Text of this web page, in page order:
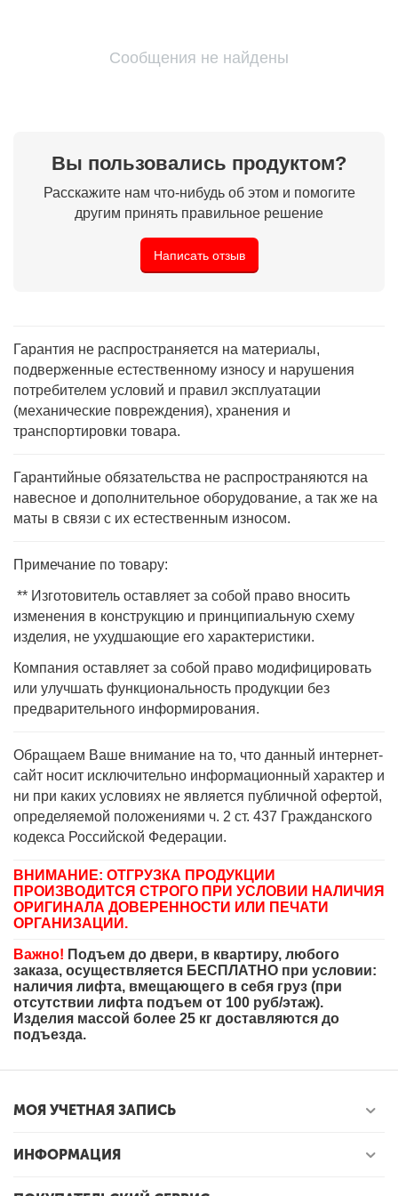
Сообщения не найдены
Вы пользовались продуктом?
Расскажите нам что-нибудь об этом и помогите
другим принять правильное решение
Написать отзыв
Гарантия не распространяется на материалы,
подверженные естественному износу и нарушения
потребителем условий и правил эксплуатации
(механические повреждения), хранения и
транспортировки товара.
Гарантийные обязательства не распространяются на
навесное и дополнительное оборудование, а так же на
маты в связи с их естественным износом.
Примечание по товару:
** Изготовитель оставляет за собой право вносить
изменения в конструкцию и принципиальную схему
изделия, не ухудшающие его характеристики.
Компания оставляет за собой право модифицировать
или улучшать функциональность продукции без
предварительного информирования.
Обращаем Ваше внимание на то, что данный интернет-
сайт носит исключительно информационный характер и
ни при каких условиях не является публичной офертой,
определяемой положениями ч. 2 ст. 437 Гражданского
кодекса Российской Федерации.
ВНИМАНИЕ: ОТГРУЗКА ПРОДУКЦИИ
ПРОИЗВОДИТСЯ СТРОГО ПРИ УСЛОВИИ НАЛИЧИЯ
ОРИГИНАЛА ДОВЕРЕННОСТИ ИЛИ ПЕЧАТИ
ОРГАНИЗАЦИИ.
Важно! Подъем до двери, в квартиру, любого
заказа, осуществляется БЕСПЛАТНО при условии:
наличия лифта, вмещающего в себя груз (при
отсутствии лифта подъем от 100 руб/этаж).
Изделия массой более 25 кг доставляются до
подъезда.
МОЯ УЧЕТНАЯ ЗАПИСЬ
ИНФОРМАЦИЯ